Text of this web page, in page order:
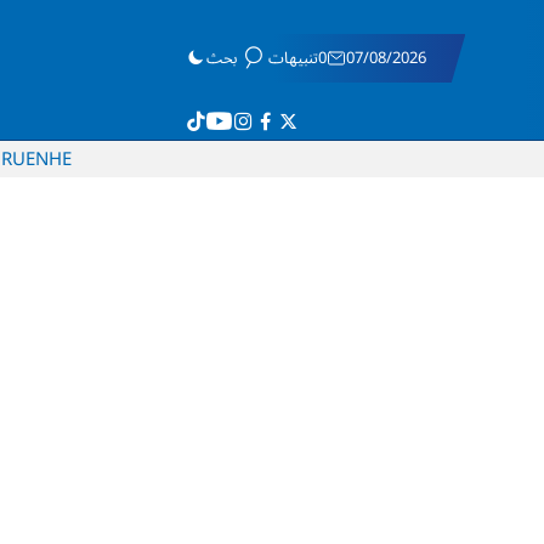
07/08/2026 0تنبيهات بحث
HE
EN
RU